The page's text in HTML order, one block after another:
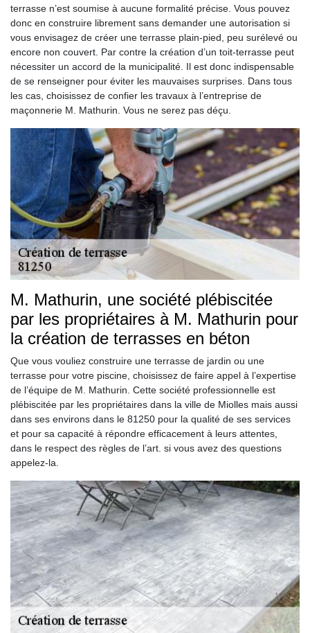
terrasse n’est soumise à aucune formalité précise. Vous pouvez
donc en construire librement sans demander une autorisation si
vous envisagez de créer une terrasse plain-pied, peu surélevé ou
encore non couvert. Par contre la création d’un toit-terrasse peut
nécessiter un accord de la municipalité. Il est donc indispensable
de se renseigner pour éviter les mauvaises surprises. Dans tous
les cas, choisissez de confier les travaux à l’entreprise de
maçonnerie M. Mathurin. Vous ne serez pas déçu.
M. Mathurin, une société plébiscitée
par les propriétaires à M. Mathurin pour
la création de terrasses en béton
Que vous vouliez construire une terrasse de jardin ou une
terrasse pour votre piscine, choisissez de faire appel à l’expertise
de l’équipe de M. Mathurin. Cette société professionnelle est
plébiscitée par les propriétaires dans la ville de Miolles mais aussi
dans ses environs dans le 81250 pour la qualité de ses services
et pour sa capacité à répondre efficacement à leurs attentes,
dans le respect des règles de l’art. si vous avez des questions
appelez-la.